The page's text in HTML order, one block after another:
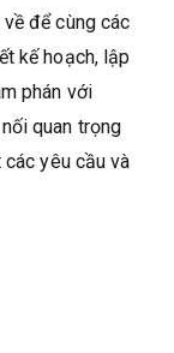
để cùng các
kế hoạch, lập
phán với
quan trọng
yêu cầu và